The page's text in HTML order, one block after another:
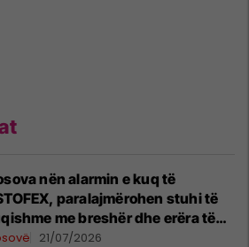
nën alarmin e kuq të
paralajmërohen stuhi të
me breshër dhe erëra të
21/07/2026